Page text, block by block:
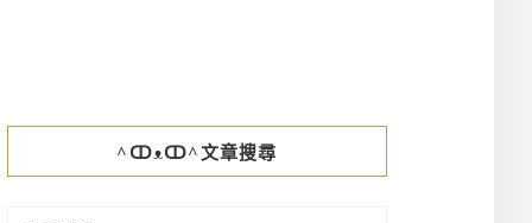
^ↀᴥↀ^文章搜尋